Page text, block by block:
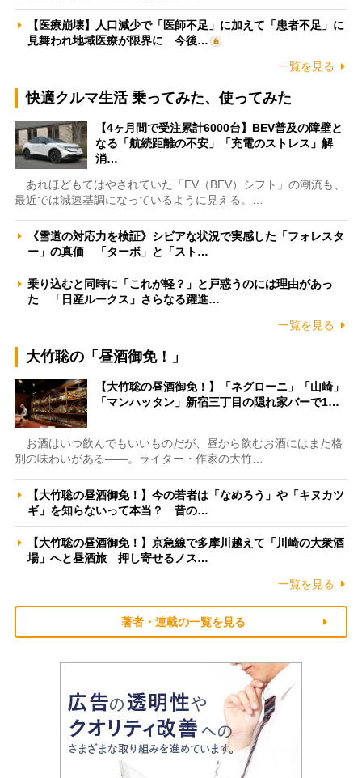
【医療崩壊】人口減少で「医師不足」に加えて「患者不足」に
見舞われ地域医療が限界に 今後…
一覧を見る
快適クルマ生活 乗ってみた、使ってみた
【4ヶ月間で受注累計6000台】BEV普及の障壁と
なる「航続距離の不安」「充電のストレス」解
消…
あれほどもてはやされていた「EV（BEV）シフト」の潮流も、
最近では減速基調になっているように見える。…
《雪道の対応力を検証》シビアな状況で実感した「フォレスタ
ー」の真価 「ターボ」と「スト…
乗り込むと同時に「これが軽？」と戸惑うのには理由があっ
た 「日産ルークス」さらなる躍進…
一覧を見る
大竹聡の「昼酒御免！」
【大竹聡の昼酒御免！】「ネグローニ」「山崎」
「マンハッタン」新宿三丁目の隠れ家バーで1…
お酒はいつ飲んでもいいものだが、昼から飲むお酒にはまた格
別の味わいがある――。ライター・作家の大竹…
【大竹聡の昼酒御免！】今の若者は「なめろう」や「キヌカツ
ギ」を知らないって本当？ 昔の…
【大竹聡の昼酒御免！】京急線で多摩川越えて「川崎の大衆酒
場」へと昼酒旅 押し寄せるノス…
一覧を見る
著者・連載の一覧を見る